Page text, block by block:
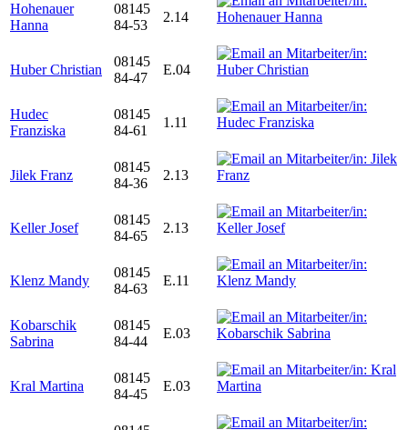
Hohenauer
Hanna
08145
84-53
2.14
Huber Christian
08145
84-47
E.04
Hudec
Franziska
08145
84-61
1.11
Jilek Franz
08145
84-36
2.13
Keller Josef
08145
84-65
2.13
Klenz Mandy
08145
84-63
E.11
Kobarschik
Sabrina
08145
84-44
E.03
Kral Martina
08145
84-45
E.03